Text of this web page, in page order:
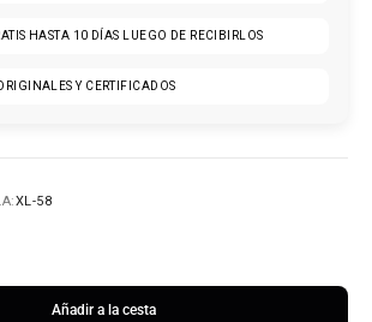
HASTA 10 DÍAS LUEGO DE RECIBIRLOS
Y CERTIFICADOS
XL-58
Añadir a la cesta